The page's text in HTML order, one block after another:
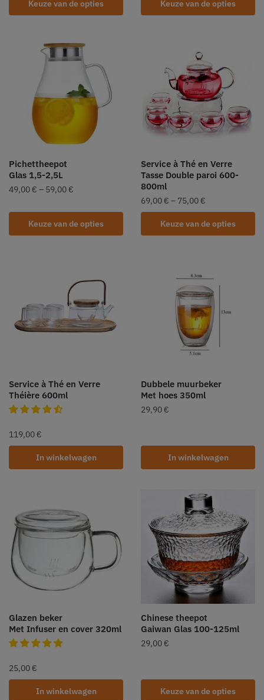
Keuze van de opties Keuze van de opties
Pichettheepot
Glas 1,5-2,5L
49,00 € – 59,00 €
Keuze van de opties
Service à Thé en Verre
Tasse Double paroi 600-
800ml
69,00 € – 75,00 €
Keuze van de opties
Service à Thé en Verre
Théière 600ml
119,00 €
In winkelwagen
Dubbele muurbeker
Met hoes 350ml
29,90 €
In winkelwagen
Glazen beker
Met Infuser en cover 320ml
25,00 €
In winkelwagen
Chinese theepot
Gaiwan Glas 100-125ml
29,00 €
Keuze van de opties